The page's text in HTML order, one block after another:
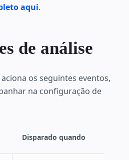
aqui.
de análise
aciona os seguintes eventos,
na configuração de
Disparado quando